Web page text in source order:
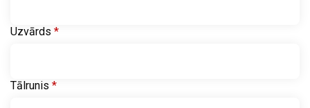
Uzvārds *
Tālrunis *